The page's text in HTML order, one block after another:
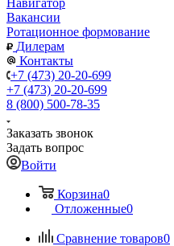
Навигатор
Вакансии
Ротационное формование
Дилерам
Контакты
+7 (473) 20-20-699
+7 (473) 20-20-699
8 (800) 500-78-35
Заказать звонок
Задать вопрос
Войти
Корзина0
Отложенные0
Сравнение товаров0